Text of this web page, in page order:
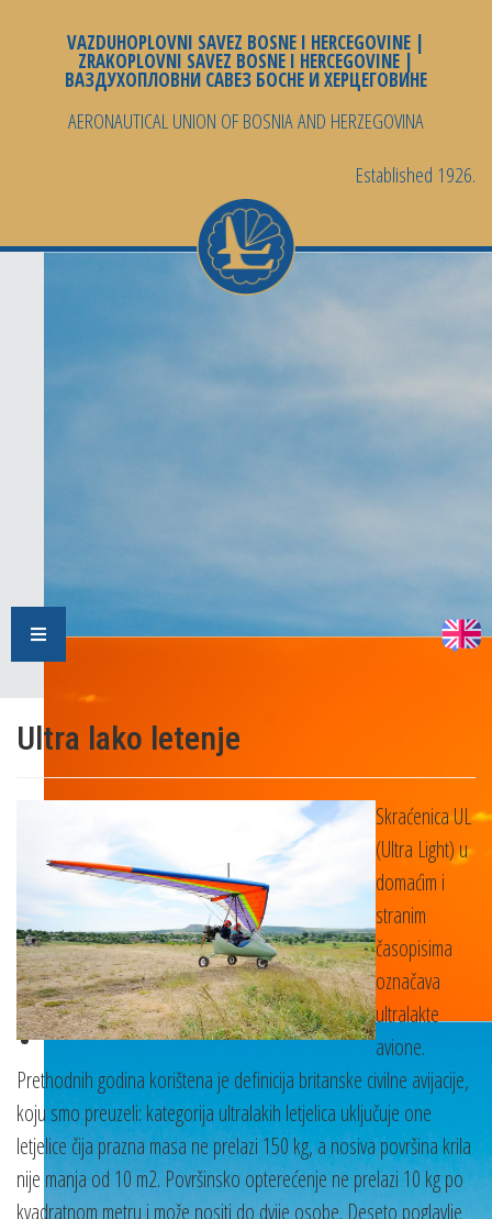
VAZDUHOPLOVNI SAVEZ BOSNE I HERCEGOVINE |
ZRAKOPLOVNI SAVEZ BOSNE I HERCEGOVINE |
ВАЗДУХОПЛОВНИ САВЕЗ БОСНЕ И ХЕРЦЕГОВИНЕ
AERONAUTICAL UNION OF BOSNIA AND HERZEGOVINA
Established 1926.
Ultra lako letenje
Skraćenica UL
(Ultra Light) u
domaćim i
stranim
časopisima
označava
ultralakte
avione.
Prethodnih godina korištena je definicija britanske civilne avijacije,
koju smo preuzeli: kategorija ultralakih letjelica uključuje one
letjelice čija prazna masa ne prelazi 150 kg, a nosiva površina krila
nije manja od 10 m2. Površinsko opterećenje ne prelazi 10 kg po
kvadratnom metru i može nositi do dvije osobe. Deseto poglavlje